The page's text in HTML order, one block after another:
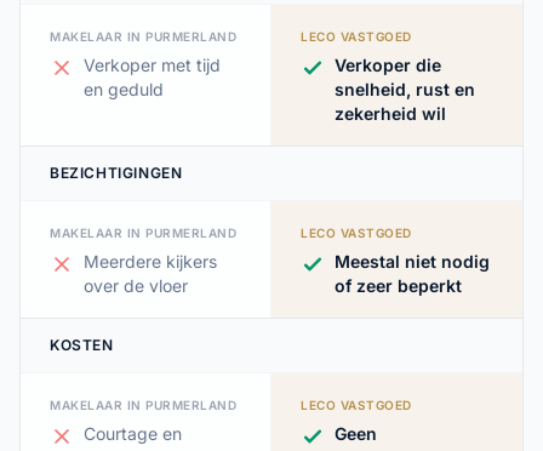
MAKELAAR IN PURMERLAND
Verkoper met tijd
en geduld
LECO VASTGOED
Verkoper die
snelheid, rust en
zekerheid wil
BEZICHTIGINGEN
MAKELAAR IN PURMERLAND
Meerdere kijkers
over de vloer
LECO VASTGOED
Meestal niet nodig
of zeer beperkt
KOSTEN
MAKELAAR IN PURMERLAND
Courtage en
LECO VASTGOED
Geen